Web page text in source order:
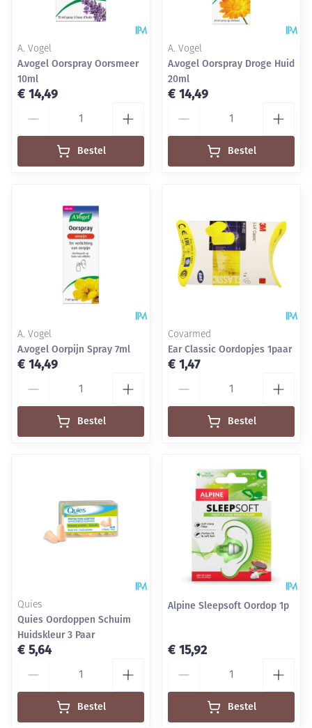
A. Vogel
A.vogel Oorspray Oorsmeer
10ml
€ 14,49
Bestel
A. Vogel
A.vogel Oorspray Droge Huid
20ml
€ 14,49
Bestel
A. Vogel
A.vogel Oorpijn Spray 7ml
€ 14,49
Bestel
Covarmed
Ear Classic Oordopjes 1paar
€ 1,47
Bestel
Quies
Quies Oordoppen Schuim
Huidskleur 3 Paar
€ 5,64
Bestel
Alpine Sleepsoft Oordop 1p
€ 15,92
Bestel